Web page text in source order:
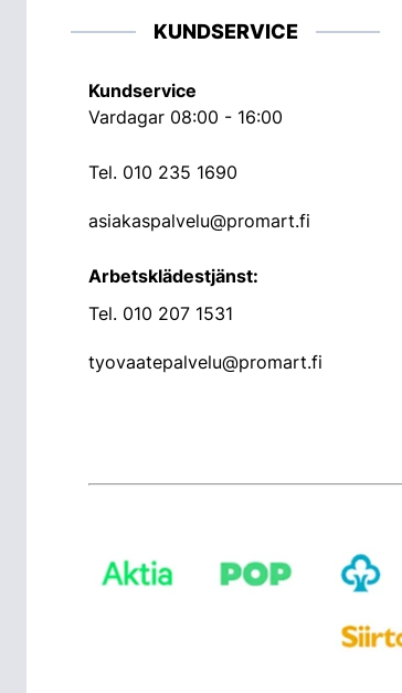
KUNDSERVICE
Kundservice
Vardagar 08:00 - 16:00
Tel. 010 235 1690
asiakaspalvelu@promart.fi
Arbetsklädestjänst:
Tel. 010 207 1531
tyovaatepalvelu@promart.fi